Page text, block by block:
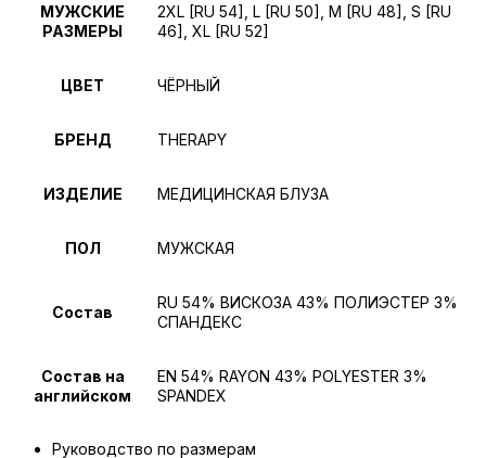
МУЖСКИЕ
РАЗМЕРЫ
2XL [RU 54], L [RU 50], M [RU 48], S [RU
46], XL [RU 52]
ЦВЕТ ЧЁРНЫЙ
БРЕНД THERAPY
ИЗДЕЛИЕ МЕДИЦИНСКАЯ БЛУЗА
ПОЛ МУЖСКАЯ
Состав
RU 54% ВИСКОЗА 43% ПОЛИЭСТЕР 3%
СПАНДЕКС
Состав на
английском
EN 54% RAYON 43% POLYESTER 3%
SPANDEX
Руководство по размерам